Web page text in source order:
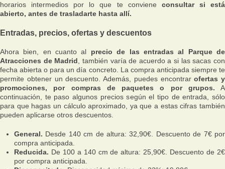
horarios intermedios por lo que te conviene consultar si está
abierto, antes de trasladarte hasta allí.
Entradas, precios, ofertas y descuentos
Ahora bien, en cuanto al precio de las entradas al Parque de
Atracciones de Madrid , también varía de acuerdo a si las sacas con
fecha abierta o para un día concreto. La compra anticipada siempre te
permite obtener un descuento. Además, puedes encontrarofertas y
promociones, por compras de paquetes o por grupos. A
continuación, te paso algunos precios según el tipo de entrada, sólo
para que hagas un cálculo aproximado, ya que a estas cifras también
pueden aplicarse otros descuentos.
General. Desde 140 cm de altura: 32,90€. Descuento de 7€ por
compra anticipada.
Reducida. De 100 a 140 cm de altura: 25,90€. Descuento de 2€
por compra anticipada.